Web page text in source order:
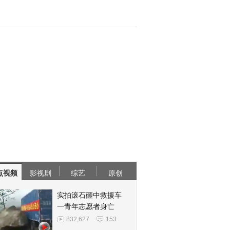
视频 影视剧 综艺 原创
实拍滚石砸中救援车
一青年志愿者身亡
832,627 153